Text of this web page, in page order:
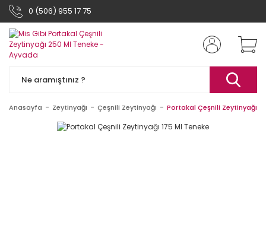
0 (506) 955 17 75
Anasayfa Zeytinyağı Çeşnili Zeytinyağı Portakal Çeşnili Zeytinyağı